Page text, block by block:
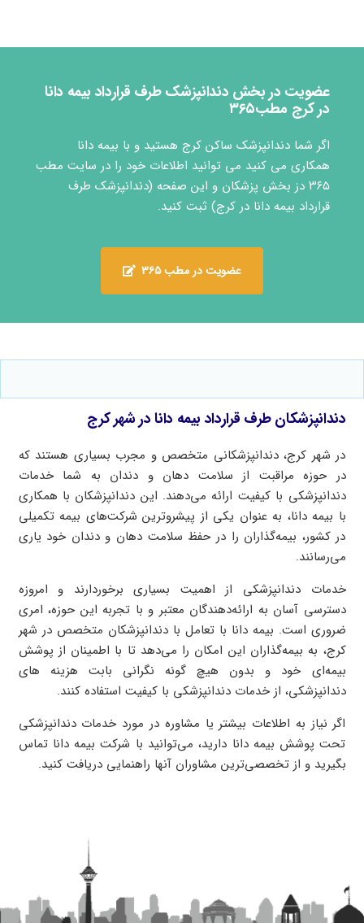
عضویت در بخش دندانپزشک طرف قرارداد بیمه دانا
در کرج مطب۳۶۵
اگر شما دندانپزشک ساکن کرج هستید و با بیمه دانا
همکاری می کنید می توانید اطلاعات خود را در سایت مطب
۳۶۵ دز بخش پزشکان و این صفحه (دندانپزشک طرف
قرارداد بیمه دانا در کرج) ثبت کنید.
عضویت در مطب ۳۶۵
دندانپزشکان طرف قرارداد بیمه دانا در شهر کرج
در شهر کرج، دندانپزشکانی متخصص و مجرب بسیاری هستند که
در حوزه مراقبت از سلامت دهان و دندان به شما خدمات
دندانپزشکی با کیفیت ارائه می‌دهند. این دندانپزشکان با همکاری
با بیمه دانا، به عنوان یکی از پیشروترین شرکت‌های بیمه تکمیلی
در کشور، بیمه‌گذاران را در حفظ سلامت دهان و دندان خود یاری
می‌رسانند.
خدمات دندانپزشکی از اهمیت بسیاری برخوردارند و امروزه
دسترسی آسان به ارائه‌دهندگان معتبر و با تجربه این حوزه، امری
ضروری است. بیمه دانا با تعامل با دندانپزشکان متخصص در شهر
کرج، به بیمه‌گذاران این امکان را می‌دهد تا با اطمینان از پوشش
بیمه‌ای خود و بدون هیچ گونه نگرانی بابت هزینه های
دندانپزشکی، از خدمات دندانپزشکی با کیفیت استفاده کنند.
اگر نیاز به اطلاعات بیشتر یا مشاوره در مورد خدمات دندانپزشکی
تحت پوشش بیمه دانا دارید، می‌توانید با شرکت بیمه دانا تماس
بگیرید و از تخصصی‌ترین مشاوران آنها راهنمایی دریافت کنید.